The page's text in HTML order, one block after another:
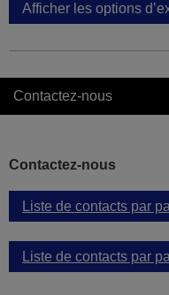
Afficher les options
Contactez-nous
Contactez-nous
Liste de contacts par
Liste de contacts par